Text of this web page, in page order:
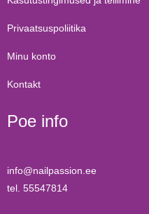
Privaatsuspoliitika
Minu konto
Kontakt
Poe info
info@nailpassion.ee
tel. 55547814